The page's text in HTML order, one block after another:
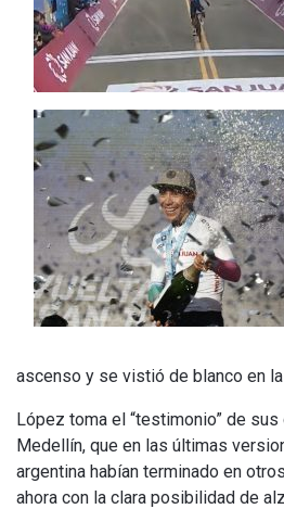
ascenso y se vistió de blanco en la
López toma el “testimonio” de
Medellín, que en las últimas
argentina habían terminado en
ahora con la clara posibilidad de